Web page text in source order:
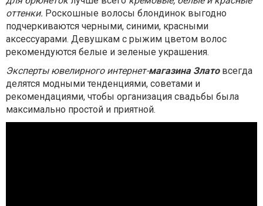
оттенки. Роскошные волосы блондинок выгодно
подчеркиваются черными, синими, красными
аксессуарами. Девушкам с рыжим цветом волос
рекомендуются белые и зеленые украшения.
Эксперты ювелирного интернет-магазина Златовсегда
делятся модными тенденциями, советами и
рекомендациями, чтобы организация свадьбы была
максимально простой и приятной.